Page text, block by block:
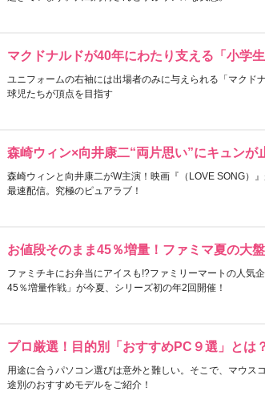
マクドナルドが40年にわたり支える「小学生
ユニフォームの右袖には出場者のみに与えられる「マクド
球児たちが頂点を目指す
森崎ウィン×向井康二“両片思い”にキュンが
森崎ウィンと向井康二がW主演！映画『（LOVE SONG）
最速配信。究極のピュアラブ！
お値段そのまま45％増量！ファミマ夏の大
ファミチキにお弁当にアイスも!?ファミリーマートの人気
45％増量作戦」が今夏、シリーズ初の年2回開催！
プロ厳選！目的別「おすすめPC９選」とは
用途に合うパソコン選びは意外と難しい。そこで、マウス
途別のおすすめモデルをご紹介！